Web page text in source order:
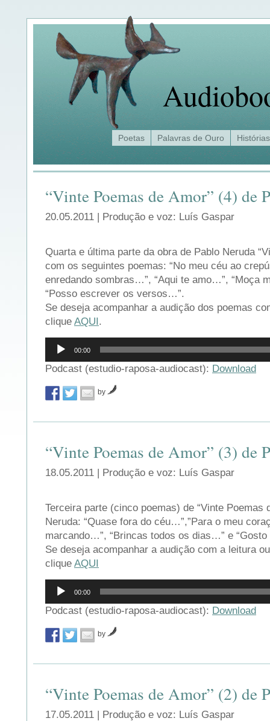
Poetas Palavras de Ouro Histórias
“Vinte Poemas de Amor” (4) de
20.05.2011 | Produção e voz: Luís Gaspar
Quarta e última parte da obra de Pablo Neruda
com os seguintes poemas: “No meu céu ao
enredando sombras…”, “Aqui te amo…”, “Moça
“Posso escrever os versos…”.
Se deseja acompanhar a audição dos poemas
clique AQUI.
Reprodutor
áudio
00:00
Podcast (estudio-raposa-audiocast): Download
by
“Vinte Poemas de Amor” (3) de
18.05.2011 | Produção e voz: Luís Gaspar
Terceira parte (cinco poemas) de “Vinte Poemas
Neruda: “Quase fora do céu…”,”Para o meu
marcando…”, “Brincas todos os dias…” e
Se deseja acompanhar a audição com a leitura
clique AQUI
Reprodutor
áudio
00:00
Podcast (estudio-raposa-audiocast): Download
by
“Vinte Poemas de Amor” (2) de
17.05.2011 | Produção e voz: Luís Gaspar